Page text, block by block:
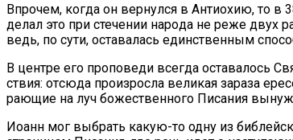
Впро­чем, ко­гда он вер­нул­ся в Ан­тио­хию, то в
де­лал это при сте­че­нии на­ро­да не ре­же
ведь, по су­ти, оста­ва­лась един­ствен­ным
В цен­тре его про­по­ве­ди все­гда оста­ва­лось
ствия: от­сю­да про­из­рос­ла ве­ли­кая за­ра­за
ра­ю­щие на луч бо­же­ствен­но­го Пи­са­ния
Иоанн мог вы­брать ка­кую-то од­ну из